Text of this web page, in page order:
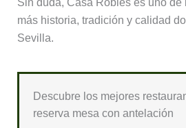
Sin duda, Casa Robles es uno de
más historia, tradición y calidad
Sevilla.
Descubre los mejores
reserva mesa con antelación